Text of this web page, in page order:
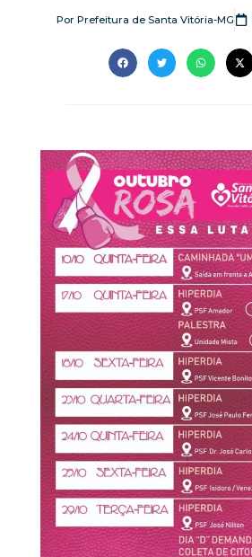
PorPrefeitura de Santa Vitória-MG